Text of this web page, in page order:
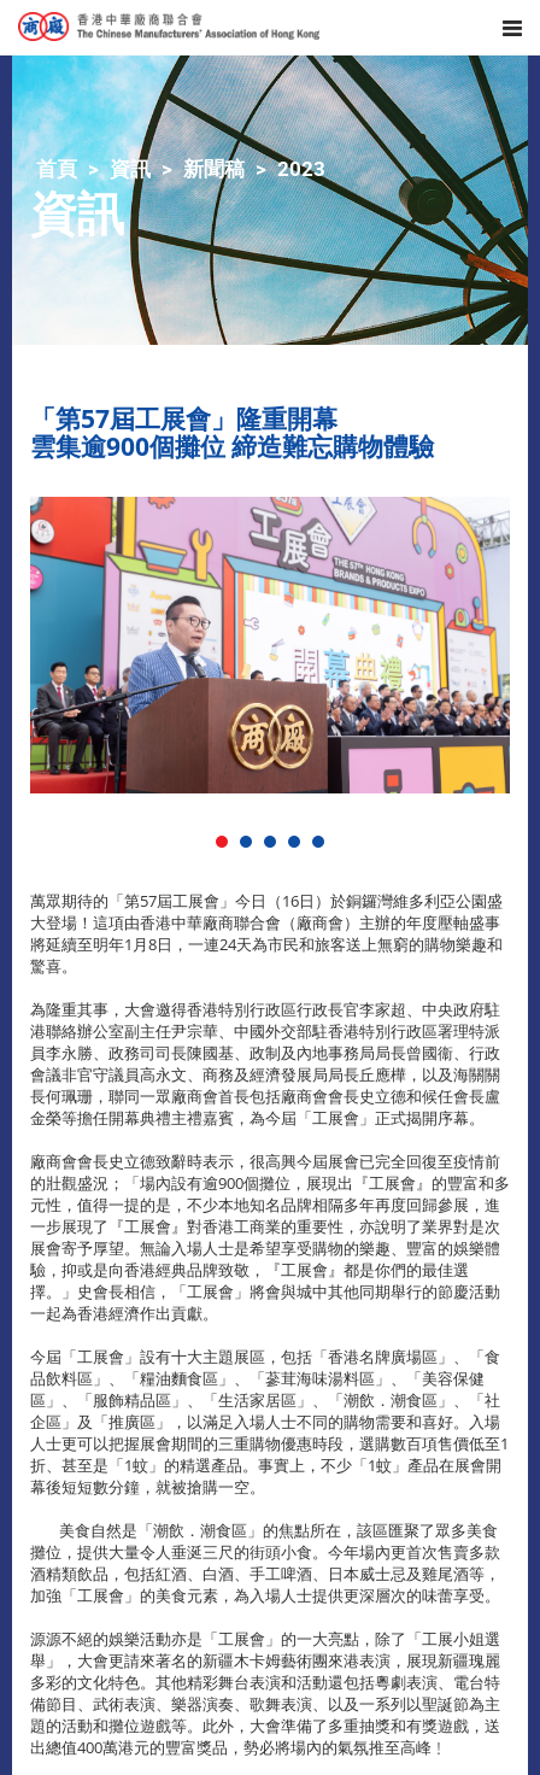
首頁 資訊 新聞稿 2023
資訊
「第57屆工展會」隆重開幕
雲集逾900個攤位 締造難忘購物體驗
萬眾期待的「第57屆工展會」今日（16日）於銅鑼灣維多利亞公園盛
大登場！這項由香港中華廠商聯合會（廠商會）主辦的年度壓軸盛事
將延續至明年1月8日，一連24天為市民和旅客送上無窮的購物樂趣和
驚喜。
為隆重其事，大會邀得香港特別行政區行政長官李家超、中央政府駐
港聯絡辦公室副主任尹宗華、中國外交部駐香港特別行政區署理特派
員李永勝、政務司司長陳國基、政制及內地事務局局長曾國衞、行政
會議非官守議員高永文、商務及經濟發展局局長丘應樺，以及海關關
長何珮珊，聯同一眾廠商會首長包括廠商會會長史立德和候任會長盧
金榮等擔任開幕典禮主禮嘉賓，為今屆「工展會」正式揭開序幕。
廠商會會長史立德致辭時表示，很高興今屆展會已完全回復至疫情前
的壯觀盛況；「場內設有逾900個攤位，展現出『工展會』的豐富和多
元性，值得一提的是，不少本地知名品牌相隔多年再度回歸參展，進
一步展現了『工展會』對香港工商業的重要性，亦說明了業界對是次
展會寄予厚望。無論入場人士是希望享受購物的樂趣、豐富的娛樂體
驗，抑或是向香港經典品牌致敬，『工展會』都是你們的最佳選
擇。」史會長相信，「工展會」將會與城中其他同期舉行的節慶活動
一起為香港經濟作出貢獻。
今屆「工展會」設有十大主題展區，包括「香港名牌廣場區」、「食
品飲料區」、「糧油麵食區」、「蔘茸海味湯料區」、「美容保健
區」、「服飾精品區」、「生活家居區」、「潮飲．潮食區」、「社
企區」及「推廣區」，以滿足入場人士不同的購物需要和喜好。入場
人士更可以把握展會期間的三重購物優惠時段，選購數百項售價低至1
折、甚至是「1蚊」的精選產品。事實上，不少「1蚊」產品在展會開
幕後短短數分鐘，就被搶購一空。
美食自然是「潮飲．潮食區」的焦點所在，該區匯聚了眾多美食
攤位，提供大量令人垂涎三尺的街頭小食。今年場內更首次售賣多款
酒精類飲品，包括紅酒、白酒、手工啤酒、日本威士忌及雞尾酒等，
加強「工展會」的美食元素，為入場人士提供更深層次的味蕾享受。
源源不絕的娛樂活動亦是「工展會」的一大亮點，除了「工展小姐選
舉」，大會更請來著名的新疆木卡姆藝術團來港表演，展現新疆瑰麗
多彩的文化特色。其他精彩舞台表演和活動還包括粵劇表演、電台特
備節目、武術表演、樂器演奏、歌舞表演、以及一系列以聖誕節為主
題的活動和攤位遊戲等。此外，大會準備了多重抽獎和有獎遊戲，送
出總值400萬港元的豐富獎品，勢必將場內的氣氛推至高峰﹗